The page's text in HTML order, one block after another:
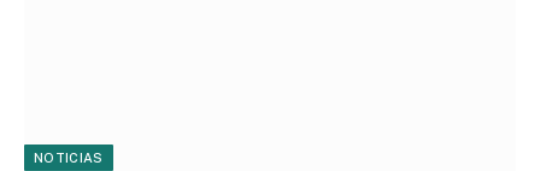
NOTICIAS